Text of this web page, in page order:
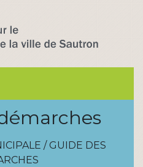
/ GUIDE DES